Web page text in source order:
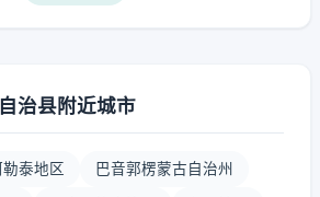
治县附近城市
勒泰地区 巴音郭楞蒙古自治州